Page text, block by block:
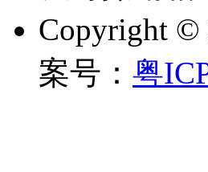
Copyright ©
案号： 粤